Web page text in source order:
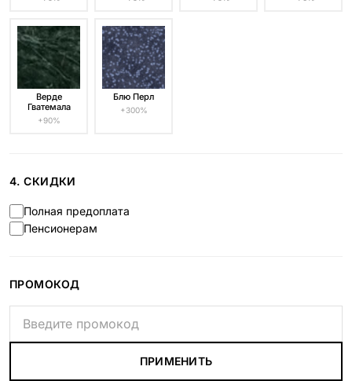
Верде
Гватемала
+90%
Блю Перл
+300%
4. СКИДКИ
Полная предоплата
Пенсионерам
ПРОМОКОД
ПРИМЕНИТЬ